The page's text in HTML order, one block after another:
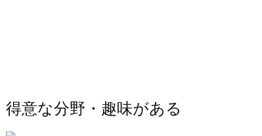
得意な分野・趣味がある